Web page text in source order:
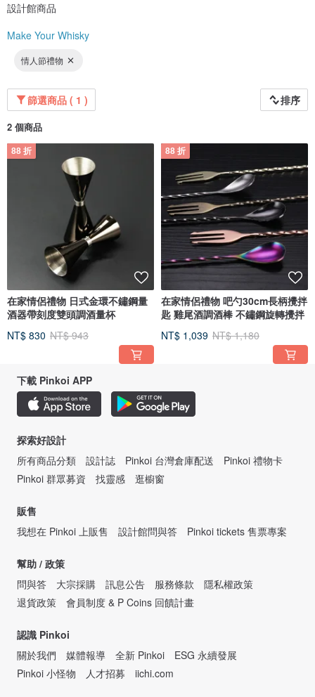
設計館商品
Make Your Whisky
情人節禮物
篩選商品 ( 1 ) 排序
2 個商品
88 折
在家情侶禮物 日式金環不鏽鋼量
酒器帶刻度雙頭調酒量杯
NT$ 830 NT$ 943
88 折
在家情侶禮物 吧勺30cm長柄攪拌
匙 雞尾酒調酒棒 不鏽鋼旋轉攪拌
NT$ 1,039 NT$ 1,180
下載 Pinkoi APP
探索好設計
所有商品分類
設計誌 Pinkoi 台灣倉庫配送
Pinkoi 禮物卡
Pinkoi 群眾募資
找靈感 逛櫥窗
販售
我想在 Pinkoi 上販售
設計館問與答 Pinkoi tickets 售票專案
幫助 / 政策
問與答
大宗採購 訊息公告 服務條款
隱私權政策
退貨政策
會員制度 & P Coins 回饋計畫
認識 Pinkoi
關於我們
媒體報導 全新 Pinkoi
ESG 永續發展
Pinkoi 小怪物
人才招募 iichi.com